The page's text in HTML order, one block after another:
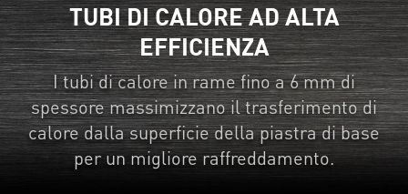
TUBI DI CALORE AD ALTA
EFFICIENZA
I tubi di calore in rame fino a 6 mm di
spessore massimizzano il trasferimento di
calore dalla superficie della piastra di base
per un migliore raffreddamento.